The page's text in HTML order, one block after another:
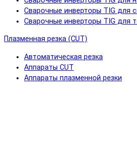
Сварочные инверторы TIG для
Сварочные инверторы TIG для
Плазменная резка (CUT)
Автоматическая резка
Аппараты CUT
Аппараты плазменной резки